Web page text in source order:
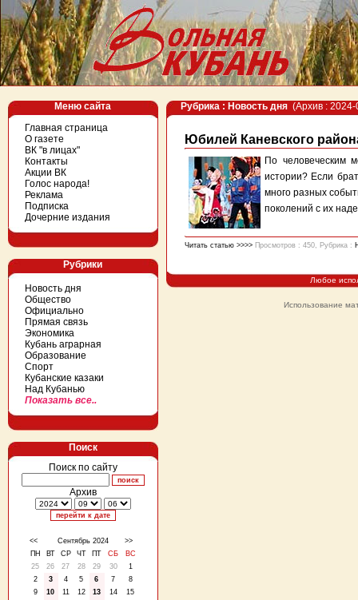
Меню сайта
Главная страница
О газете
ВК "в лицах"
Контакты
Акции ВК
Голос народа!
Реклама
Подписка
Дочерние издания
Рубрики
Новость дня
Общество
Официально
Прямая связь
Экономика
Кубань аграрная
Образование
Спорт
Кубанские казаки
Над Кубанью
Показать все..
Поиск
Поиск по сайту
Архив
<< Сентябрь 2024
>>
ПН
ВТ СР ЧТ ПТ СБ
ВС
25
26 27 28 29 30
1
2
3 4 5 6 7
8
9
10 11 12 13 14
15
Рубрика : Новость дня (Архив :
Юбилей Каневского
По человеческим
истории? Если
много разных
поколений с их
Читать статью >>>> Просмотров : 450, Рубрика :
Любое
Использование